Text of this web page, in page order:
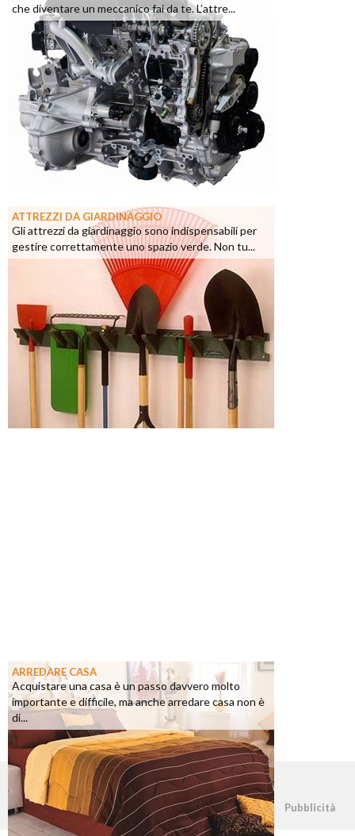
che diventare un meccanico fai da te. L’attre...
ATTREZZI DA GIARDINAGGIO
Gli attrezzi da giardinaggio sono indispensabili per
gestire correttamente uno spazio verde. Non tu...
ARREDARE CASA
Acquistare una casa è un passo davvero molto
importante e difficile, ma anche arredare casa non è
di...
©2026 - casapratica.net - p.iva 03338800984 Pubblicità